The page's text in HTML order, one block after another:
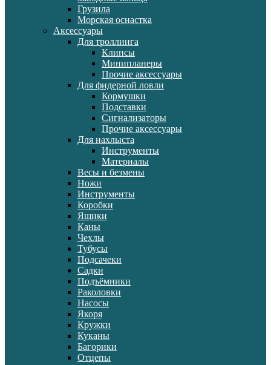
Грузила
Морская оснастка
Аксессуары
Для троллинга
Клипсы
Минипланеры
Прочие аксессуары
Для фидерной ловли
Кормушки
Подставки
Сигнализаторы
Прочие аксессуары
Для нахлыста
Инструменты
Материалы
Весы и безмены
Ножи
Инструменты
Коробки
Ящики
Каны
Чехлы
Тубусы
Подсачеки
Садки
Подъёмники
Раколовки
Насосы
Якоря
Кружки
Куканы
Багорики
Отцепы